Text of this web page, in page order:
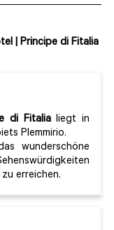
| Principe di Fitalia
di Fitalialiegt in
Plemmirio.
wunderschöne
erreichen.